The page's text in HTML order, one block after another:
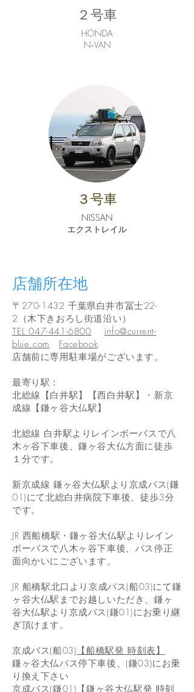
２号車
HONDA
​N‐VAN
３号車
NISSAN
エクストレイル
​店舗所在地
〒270-1432 千葉県白井市冨士22-
2（木下きおろし街道沿い）
TEL 047-441-6800
info@current-
blue.com
Facebook
店舗前に専用駐車場がございます。
最寄り駅：
北総線【白井駅】【西白井駅】・新京
成線【鎌ヶ谷大仏駅】
北総線 白井駅よりレインボーバスで八
木ヶ谷下車後、鎌ヶ谷大仏方面に徒歩
１分です。
新京成線 鎌ヶ谷大仏駅より京成バス(鎌
01)にて北総白井病院下車後、徒歩3分
です。
JR 西船橋駅・鎌ヶ谷大仏駅よりレイン
ボーバスで八木ヶ谷下車後、バス停正
面向かいにございます。
JR 船橋駅北口より 京成バス(船03)にて鎌
ヶ谷大仏駅までお越しいただき、鎌ヶ
谷大仏駅より京成バス(鎌01)にお乗り継
ぎ頂けます。
京成バス(船03) 【船橋駅発 時刻表】
鎌ヶ谷大仏バス停下車後、(鎌03)にお乗
り換え下さい
​京成バス(鎌01) 【鎌ヶ谷大仏駅発 時刻